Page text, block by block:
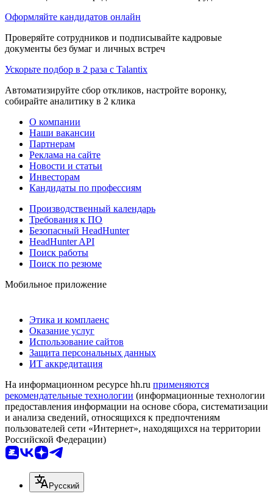
Оформляйте кандидатов онлайн
Проверяйте сотрудников и подписывайте кадровые
документы без бумаг и личных встреч
Ускорьте подбор в 2 раза с Talantix
Автоматизируйте сбор откликов, настройте воронку,
собирайте аналитику в 2 клика
О компании
Наши вакансии
Партнерам
Реклама на сайте
Новости и статьи
Инвесторам
Кандидаты по профессиям
Производственный календарь
Требования к ПО
Безопасный HeadHunter
HeadHunter API
Поиск работы
Поиск по резюме
Мобильное приложение
Этика и комплаенс
Оказание услуг
Использование сайтов
Защита персональных данных
ИТ аккредитация
На информационном ресурсе hh.ru применяются
рекомендательные технологии (информационные технологии
предоставления информации на основе сбора, систематизации
и анализа сведений, относящихся к предпочтениям
пользователей сети «Интернет», находящихся на территории
Российской Федерации)
Русский